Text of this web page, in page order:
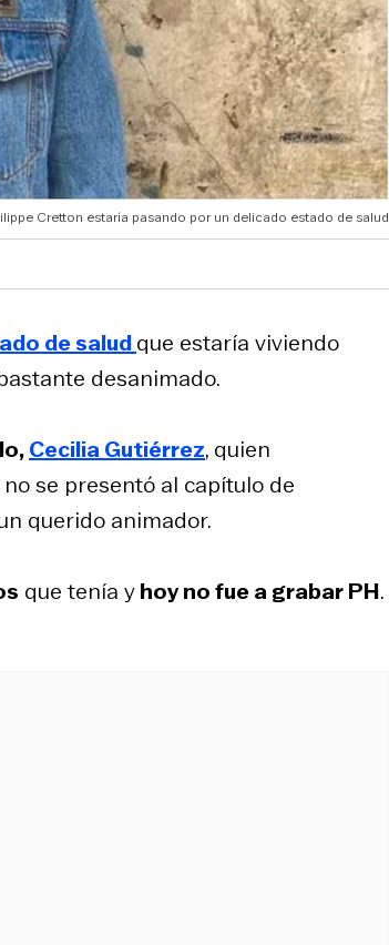
Cretton estaría pasando por un delicado estado de salud
de saludque estaría viviendo
desanimado.
Cecilia Gutiérrez, quien
se presentó al capítulo de
querido animador.
que tenía yhoy no fue a grabar PH.